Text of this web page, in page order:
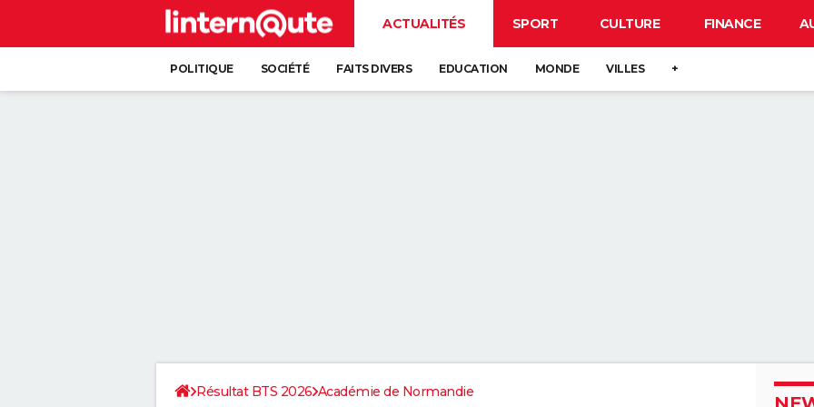
ACTUALITÉS SPORT CULTURE FINANCE
POLITIQUE SOCIÉTÉ FAITS DIVERS EDUCATION MONDE VILLES +
Résultat BTS 2026 Académie de Normandie